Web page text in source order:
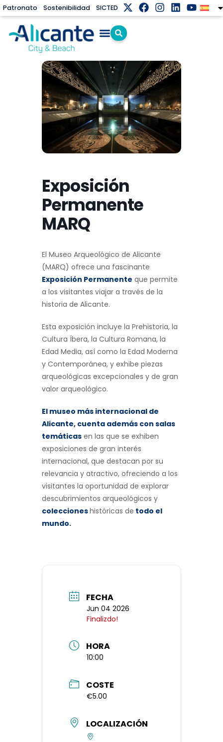
Patronato Sostenibilidad SICTED
Exposición
Permanente
MARQ
El Museo Arqueológico de Alicante
(MARQ) ofrece una fascinante
Exposición Permanente que permite
a los visitantes viajar a través de la
historia de Alicante.
Esta exposición incluye la Prehistoria, la
Cultura Íbera, la Cultura Romana, la
Edad Media, así como la Edad Moderna
y Contemporánea, y exhibe piezas
arqueológicas excepcionales y de gran
valor arqueológico.
El museo más internacional de
Alicante, cuenta además con salas
temáticas en las que se exhiben
exposiciones de gran interés
internacional, que destacan por su
relevancia y atractivo, ofreciendo a los
visitantes la oportunidad de explorar
descubrimientos arqueológicos y
coleccioneshistóricas de todo el
mundo.
FECHA
Jun 04 2026
Finalizdo!
HORA
10:00
COSTE
€5.00
LOCALIZACIÓN